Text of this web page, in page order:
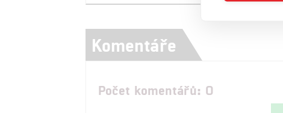
Komentáře
Počet komentářů: 0